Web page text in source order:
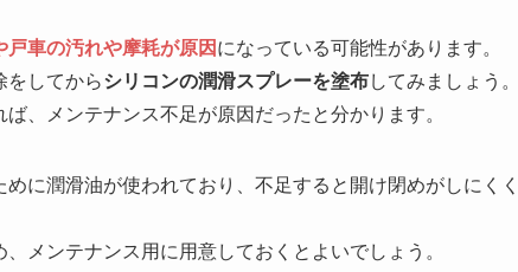
戸車の汚れや摩耗が原因 になっている可能性があります。
をしてからシリコンの潤滑スプレーを塗布してみましょう。
、メンテナンス不足が原因だったと分かります。
に潤滑油が使われており、不足すると開け閉めがしにくく
メンテナンス用に用意しておくとよいでしょう。